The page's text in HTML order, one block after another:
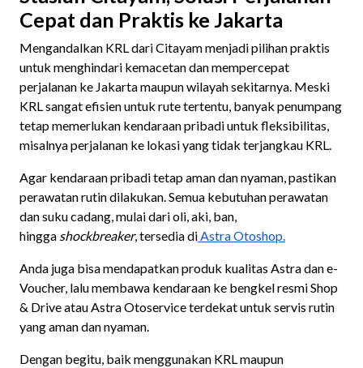
Cepat dan Praktis ke Jakarta
Mengandalkan KRL dari Citayam menjadi pilihan praktis
untuk menghindari kemacetan dan mempercepat
perjalanan ke Jakarta maupun wilayah sekitarnya. Meski
KRL sangat efisien untuk rute tertentu, banyak penumpang
tetap memerlukan kendaraan pribadi untuk fleksibilitas,
misalnya perjalanan ke lokasi yang tidak terjangkau KRL.
Agar kendaraan pribadi tetap aman dan nyaman, pastikan
perawatan rutin dilakukan. Semua kebutuhan perawatan
dan suku cadang, mulai dari oli, aki, ban,
hingga shockbreaker, tersedia diAstra Otoshop.
Anda juga bisa mendapatkan produk kualitas Astra dan e-
Voucher, lalu membawa kendaraan ke bengkel resmi Shop
& Drive atau Astra Otoservice terdekat untuk servis rutin
yang aman dan nyaman.
Dengan begitu, baik menggunakan KRL maupun